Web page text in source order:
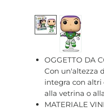
OGGETTO DA
Con un'altezza
integra con
alla vetrina o
MATERIALE